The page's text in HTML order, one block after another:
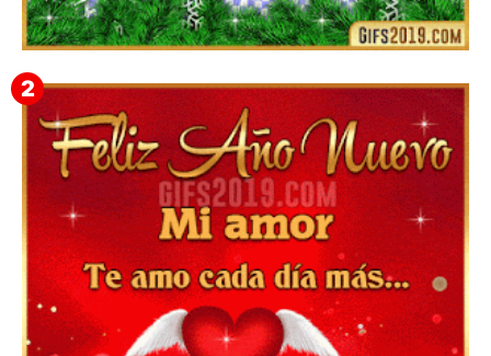
▷ Imágenes 2026 PNG sin Fondo y Transparentes en
3D 【DESCARGAR GRATIS】 ⬇️